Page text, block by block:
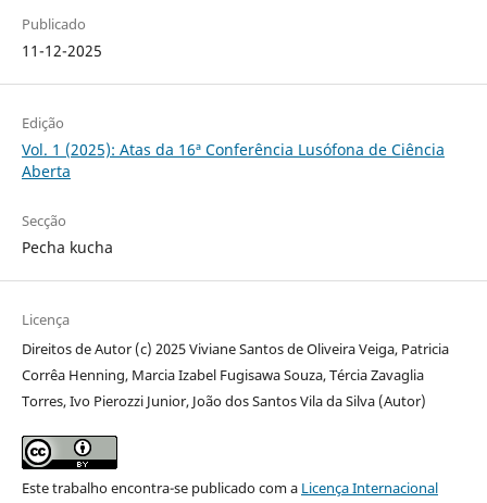
Publicado
11-12-2025
Edição
Vol. 1 (2025): Atas da 16ª Conferência Lusófona de Ciência
Aberta
Secção
Pecha kucha
Licença
Direitos de Autor (c) 2025 Viviane Santos de Oliveira Veiga, Patricia
Corrêa Henning, Marcia Izabel Fugisawa Souza, Tércia Zavaglia
Torres, Ivo Pierozzi Junior, João dos Santos Vila da Silva (Autor)
Este trabalho encontra-se publicado com a Licença Internacional